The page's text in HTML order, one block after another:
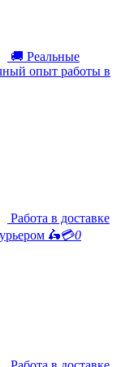
🚚 Реальные
опыт работы в
Работа в доставке
🛵💳0